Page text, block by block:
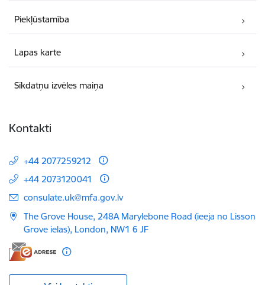
Piekļūstamība
Lapas karte
Sīkdatņu izvēles maiņa
Kontakti
+44 2077259212
+44 2073120041
E-pasts:
consulate.uk@mfa.gov.lv
The Grove House, 248A Marylebone Road (ieeja no Lisson
Grove ielas), London, NW1 6 JF